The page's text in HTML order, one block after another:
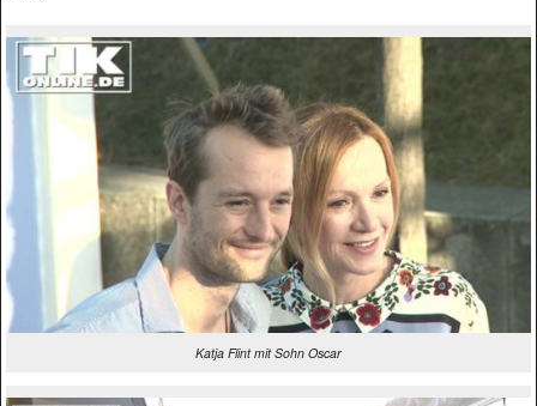
Katja Flint mit Sohn Oscar